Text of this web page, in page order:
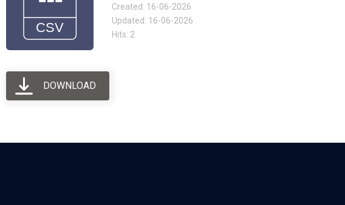
Created: 16-06-2026
Updated: 16-06-2026
Hits: 2
DOWNLOAD